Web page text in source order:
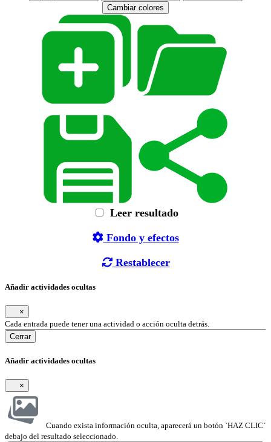
Cambiar colores
Leer resultado
Fondo y efectos
Restablecer
Añadir actividades ocultas
×
Cada entrada puede tener una actividad o acción oculta detrás.
Cerrar
Añadir actividades ocultas
×
Cuando exista información oculta, aparecerá un botón `HAZ CLIC`
debajo del resultado seleccionado.